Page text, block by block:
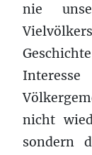
nie
nicht
sondern